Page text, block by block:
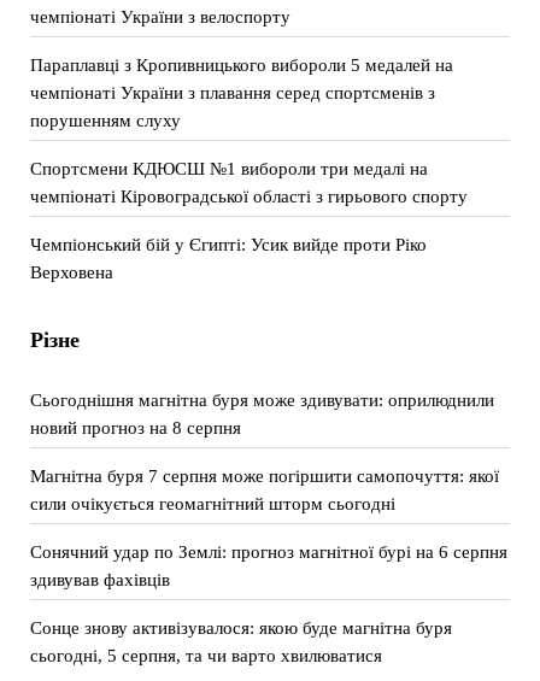
чемпіонаті України з велоспорту
Параплавці з Кропивницького вибороли 5 медалей на
чемпіонаті України з плавання серед спортсменів з
порушенням слуху
Спортсмени КДЮСШ №1 вибороли три медалі на
чемпіонаті Кіровоградської області з гирьового спорту
Чемпіонський бій у Єгипті: Усик вийде проти Ріко
Верховена
Різне
Сьогоднішня магнітна буря може здивувати: оприлюднили
новий прогноз на 8 серпня
Магнітна буря 7 серпня може погіршити самопочуття: якої
сили очікується геомагнітний шторм сьогодні
Сонячний удар по Землі: прогноз магнітної бурі на 6 серпня
здивував фахівців
Сонце знову активізувалося: якою буде магнітна буря
сьогодні, 5 серпня, та чи варто хвилюватися